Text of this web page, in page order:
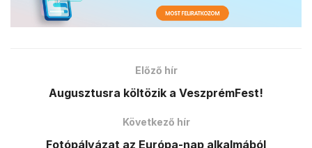
Előző hír
Augusztusra költözik a VeszprémFest!
Következő hír
Fotópályázat az Európa-nap alkalmából